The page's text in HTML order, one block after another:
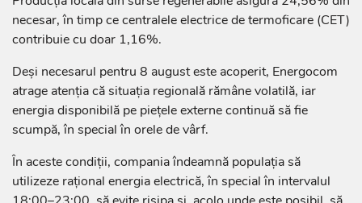
necesar, în timp ce centralele electrice de termoficare (CET)
contribuie cu doar 1,16%.
Deși necesarul pentru 8 august este acoperit, Energocom
atrage atenția că situația regională rămâne volatilă, iar
energia disponibilă pe piețele externe continuă să fie
scumpă, în special în orele de vârf.
În aceste condiții, compania îndeamnă populația să
utilizeze rațional energia electrică, în special în intervalul